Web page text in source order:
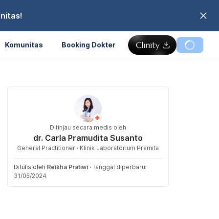
Komunitas Booking Dokter
Ditinjau secara medis oleh
dr. Carla Pramudita Susanto
General Practitioner · Klinik Laboratorium Pramita
Ditulis oleh Reikha Pratiwi · Tanggal diperbarui
31/05/2024